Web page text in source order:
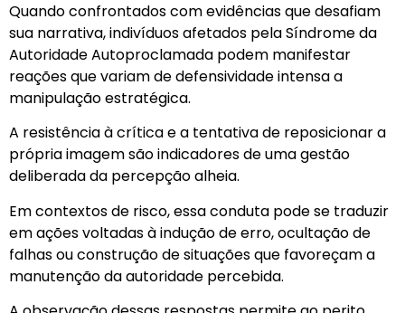
Quando confrontados com evidências que desafiam
sua narrativa, indivíduos afetados pela Síndrome da
Autoridade Autoproclamada podem manifestar
reações que variam de defensividade intensa a
manipulação estratégica.
A resistência à crítica e a tentativa de reposicionar a
própria imagem são indicadores de uma gestão
deliberada da percepção alheia.
Em contextos de risco, essa conduta pode se traduzir
em ações voltadas à indução de erro, ocultação de
falhas ou construção de situações que favoreçam a
manutenção da autoridade percebida.